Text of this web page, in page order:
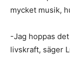
mycket musik,
-Jag hoppas
livskraft, säger